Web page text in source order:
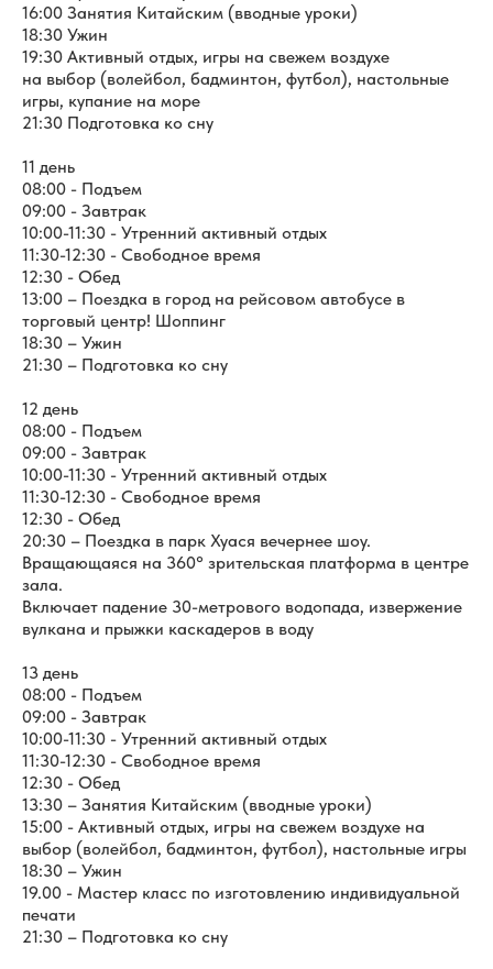
16:00 Занятия Китайским (вводные уроки)
18:30 Ужин
19:30 Активный отдых, игры на свежем воздухе
на выбор (волейбол, бадминтон, футбол), настольные
игры, купание на море
21:30 Подготовка ко сну
11 день
08:00 - Подъем
09:00 - Завтрак
10:00-11:30 - Утренний активный отдых
11:30-12:30 - Свободное время
12:30 - Обед
13:00 – Поездка в город на рейсовом автобусе в
торговый центр! Шоппинг
18:30 – Ужин
21:30 – Подготовка ко сну
12 день
08:00 - Подъем
09:00 - Завтрак
10:00-11:30 - Утренний активный отдых
11:30-12:30 - Свободное время
12:30 - Обед
20:30 – Поездка в парк Хуася вечернее шоу.
Вращающаяся на 360° зрительская платформа в центре
зала.
Включает падение 30-метрового водопада, извержение
вулкана и прыжки каскадеров в воду
13 день
08:00 - Подъем
09:00 - Завтрак
10:00-11:30 - Утренний активный отдых
11:30-12:30 - Свободное время
12:30 - Обед
13:30 – Занятия Китайским (вводные уроки)
15:00 - Активный отдых, игры на свежем воздухе на
выбор (волейбол, бадминтон, футбол), настольные игры
18:30 – Ужин
19.00 - Мастер класс по изготовлению индивидуальной
печати
21:30 – Подготовка ко сну